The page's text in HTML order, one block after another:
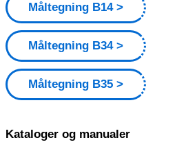
Måltegning B14
Måltegning B34
Måltegning B35
Kataloger og manualer